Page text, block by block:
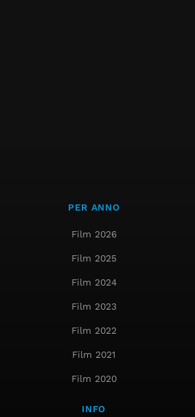
PER ANNO
Film 2026
Film 2025
Film 2024
Film 2023
Film 2022
Film 2021
Film 2020
INFO